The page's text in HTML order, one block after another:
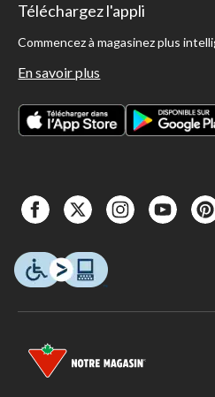
Téléchargez l'appli
Commencez à magasinez plus
En savoir plus